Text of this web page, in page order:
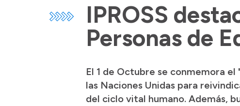
IPROSS
Personas de
El 1 de Octubre se conmemora
las Naciones Unidas para
del ciclo vital humano. Además,